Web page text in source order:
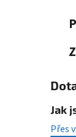
Jak
Přes